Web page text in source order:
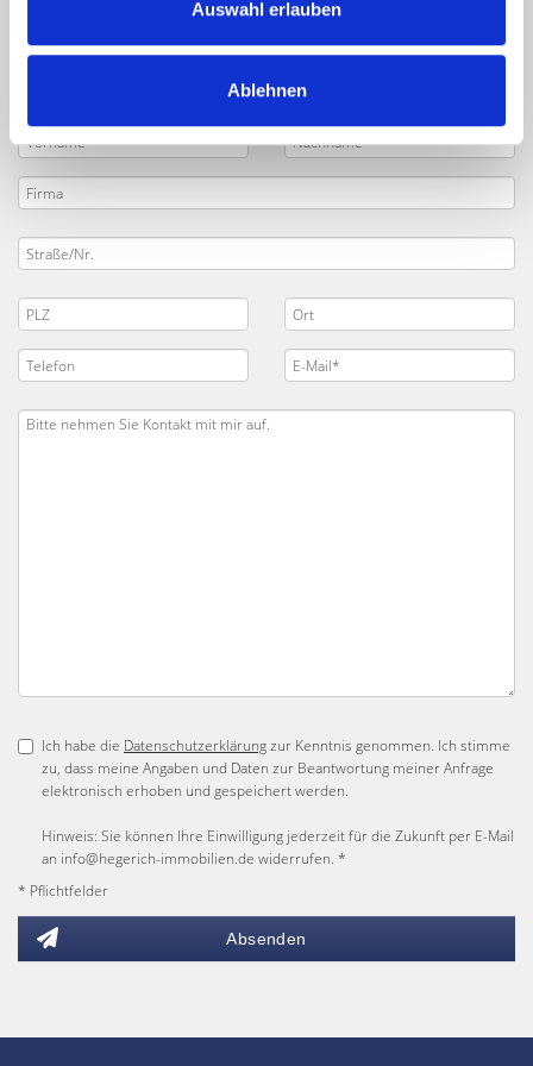
Auswahl erlauben
Ablehnen
Ich habe die Datenschutzerklärungzur Kenntnis genommen. Ich stimme
zu, dass meine Angaben und Daten zur Beantwortung meiner Anfrage
elektronisch erhoben und gespeichert werden.
Hinweis: Sie können Ihre Einwilligung jederzeit für die Zukunft per E-Mail
an info@hegerich-immobilien.de widerrufen. *
* Pflichtfelder
Absenden